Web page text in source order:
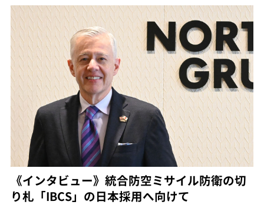
《インタビュー》統合防空ミサイル防衛の切
り札「IBCS」の日本採用へ向けて